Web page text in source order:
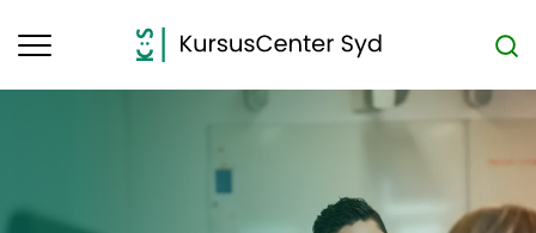
Toggle